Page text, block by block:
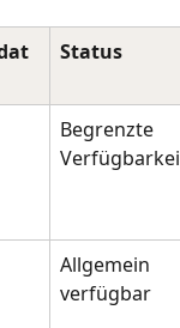
Status
Begrenzte
Allgemein
verfügbar